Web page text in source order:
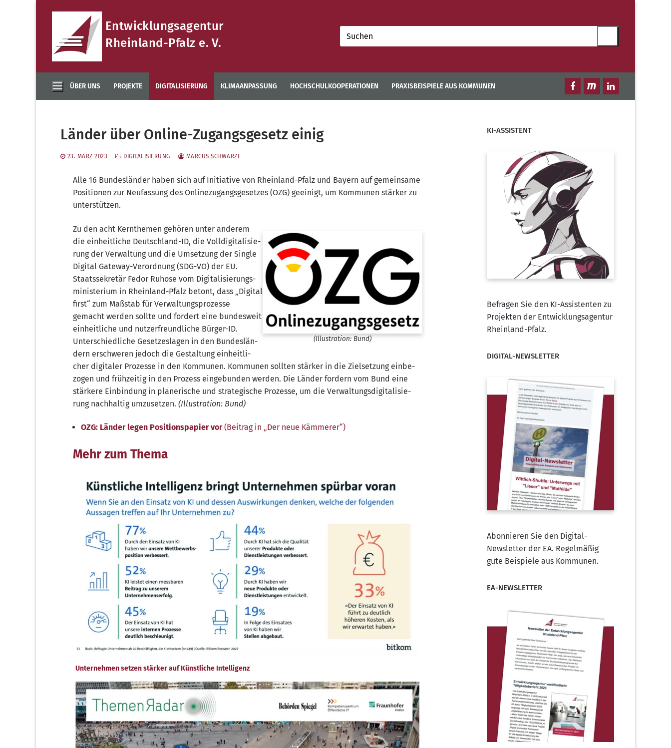
Entwicklungsagentur
Rheinland-Pfalz e. V.
Suchen
nach:
ÜBER UNS PROJEKTE DIGITALISIERUNG KLIMAANPASSUNG HOCHSCHULKOOPERATIONEN PRAXISBEISPIELE AUS KOMMUNEN
Länder über Online-Zugangsgesetz einig
23. MÄRZ 2023 DIGITALISIERUNG MARCUS SCHWARZE
Alle 16 Bun­des­län­der haben sich auf Initia­ti­ve von Rhein­land-Pfalz und Bay­ern auf gemein­sa­me
Posi­tio­nen zur Neu­fas­sung des Online­zu­gangs­ge­set­zes (OZG) geei­nigt, um Kom­mu­nen stär­ker zu
unterstützen.
(Illus­tra­ti­on: Bund)
Zu den acht Kern­the­men gehö­ren unter ande­rem
die ein­heit­li­che Deutsch­land-ID, die Voll­di­gi­ta­li­sie­
rung der Ver­wal­tung und die Umset­zung der Sin­gle
Digi­tal Gate­way-Ver­ord­nung (SDG-VO) der EU.
Staats­se­kre­tär Fedor Ruho­se vom Digi­ta­li­sie­rungs­
mi­nis­te­ri­um in Rhein­land-Pfalz betont, dass „Digi­tal
first“ zum Maß­stab für Ver­wal­tungs­pro­zes­se
gemacht wer­den soll­te und for­dert eine bun­des­weit
ein­heit­li­che und nut­zer­freund­li­che Bür­ger-ID.
Unter­schied­li­che Geset­zes­la­gen in den Bun­des­län­
dern erschwe­ren jedoch die Gestal­tung ein­heit­li­
cher digi­ta­ler Pro­zes­se in den Kom­mu­nen. Kom­mu­nen soll­ten stär­ker in die Ziel­set­zung ein­be­
zo­gen und früh­zei­tig in den Pro­zess ein­ge­bun­den wer­den. Die Län­der for­dern vom Bund eine
stär­ke­re Ein­bin­dung in pla­ne­ri­sche und stra­te­gi­sche Pro­zes­se, um die Ver­wal­tungs­di­gi­ta­li­sie­
rung nach­hal­tig umzu­set­zen. (Illus­tra­ti­on: Bund)
OZG: Län­der legen Posi­ti­ons­pa­pier vor(Bei­trag in „Der neue Kämmerer“)
Mehr zum Thema
Unternehmen setzen stärker auf Künstliche Intelligenz
KI-ASSISTENT
Befragen Sie den KI-Assistenten zu
Projekten der Entwicklungsagentur
Rheinland-Pfalz.
DIGITAL-NEWSLETTER
Abonnieren Sie den Digital-
Newsletter der EA. Regelmäßig
gute Beispiele aus Kommunen.
EA-NEWSLETTER